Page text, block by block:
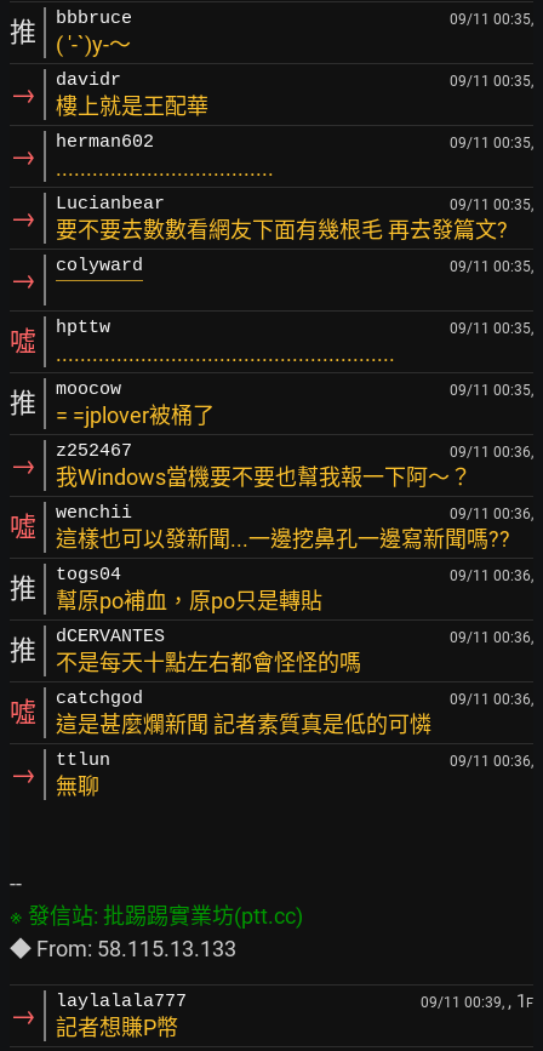
推 bbbruce 09/11 00:35,
( ′-`)y-～
→ davidr 09/11 00:35,
樓上就是王配華
→ herman602 09/11 00:35,
....................................
→ Lucianbear 09/11 00:35,
要不要去數數看網友下面有幾根毛 再去發篇文?
→ colyward 09/11 00:35,
噓 hpttw 09/11 00:35,
........................................................
推 moocow 09/11 00:35,
= =jplover被桶了
→ z252467 09/11 00:36,
我Windows當機要不要也幫我報一下阿～？
噓 wenchii 09/11 00:36,
這樣也可以發新聞...一邊挖鼻孔一邊寫新聞嗎??
推 togs04 09/11 00:36,
幫原po補血，原po只是轉貼
推 dCERVANTES 09/11 00:36,
不是每天十點左右都會怪怪的嗎
噓 catchgod 09/11 00:36,
這是甚麼爛新聞 記者素質真是低的可憐
→ ttlun 09/11 00:36,
無聊
→ laylalala777 09/11 00:39, , 1 F
記者想賺P幣